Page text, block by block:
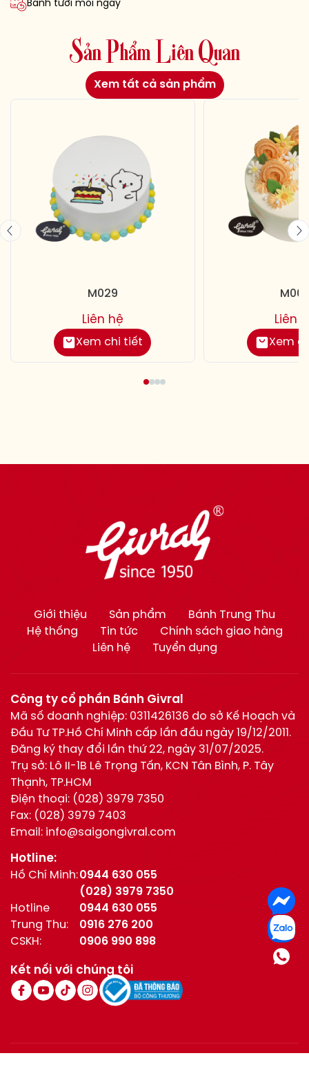
Bánh tươi mỗi ngày
Sản Phẩm Liên Quan
Xem tất cả sản phẩm
M029
Xem chi tiết
Liên hệ
Xem
Liên
Giới thiệu Sản phẩm
Bánh Trung Thu
Hệ thống
Tin tức
Chính sách giao hàng
Liên hệ
Tuyển dụng
Công ty cổ phần Bánh Givral
Mã số doanh nghiệp: 0311426136 do sở Kế Hoạch và
Đầu Tư TP.Hồ Chí Minh cấp lần đầu ngày 19/12/2011.
Đăng ký thay đổi lần thứ 22, ngày 31/07/2025.
Trụ sở: Lô II-1B Lê Trọng Tấn, KCN Tân Bình, P. Tây
Thạnh, TP.HCM
Điện thoại: (028) 3979 7350
Fax: (028) 3979 7403
Email: info@saigongivral.com
Hotline:
Hồ Chí Minh:0944 630 055
(028) 3979 7350
Hotline
Trung Thu:
0944 630 055
0916 276 200
CSKH:
0906 990 898
Kết nối với chúng tôi